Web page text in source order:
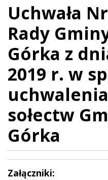
Uchwała
Rady
Górka z
2019 r. w
sołectw
Górka
Załączniki: